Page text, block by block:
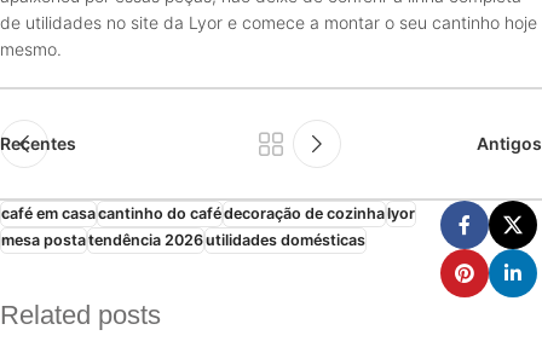
de utilidades no site da Lyor e comece a montar o seu cantinho hoje
mesmo.
Recentes Antigos
café em casacantinho do cafédecoração de cozinhalyor
mesa postatendência 2026utilidades domésticas
Related posts